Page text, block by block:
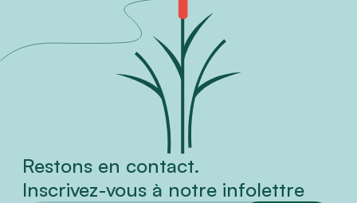
Restons en contact.
Inscrivez-vous à notre infolettre